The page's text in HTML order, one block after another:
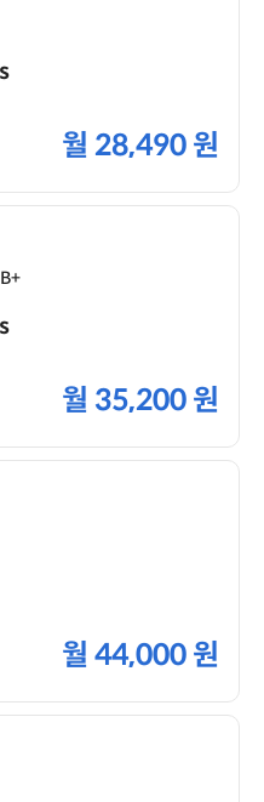
월 28,490 원
월 35,200 원
월 44,000 원